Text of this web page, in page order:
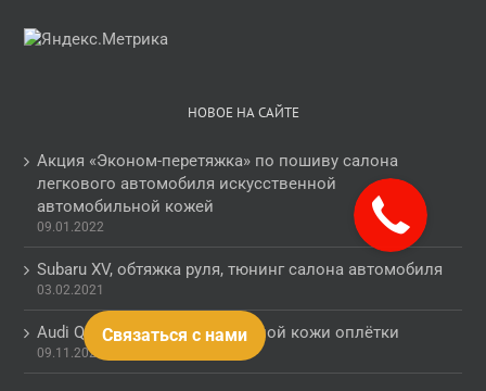
Связаться с нами
НОВОЕ НА САЙТЕ
Акция «Эконом-перетяжка» по пошиву салона
легкового автомобиля искусственной
автомобильной кожей
09.01.2022
Subaru XV, обтяжка руля, тюнинг салона автомобиля
03.02.2021
Audi Q5, обогрев руля с заменой кожи оплётки
09.11.2020